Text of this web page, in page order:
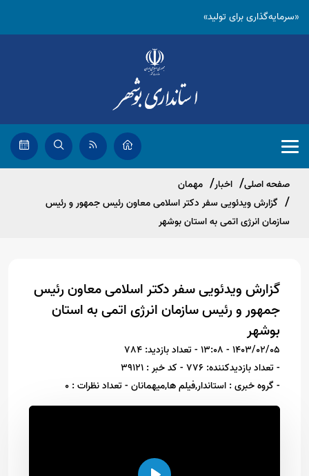
«سرمایه‌گذاری برای تولید»
صفحه اصلی اخبار
مهمان
گزارش ویدئویی سفر دکتر اسلامی معاون رئیس جمهور و رئیس
سازمان انرژی اتمی به استان بوشهر
گزارش ویدئویی سفر دکتر اسلامی معاون رئیس
جمهور و رئیس سازمان انرژی اتمی به استان
بوشهر
1403/02/05 - 13:08
- تعداد بازدید: 784
- تعداد بازدیدکننده: 776
- کد خبر : 39121
- گروه خبری : استاندار,فیلم ها,میهمانان - تعداد نظرات : 0